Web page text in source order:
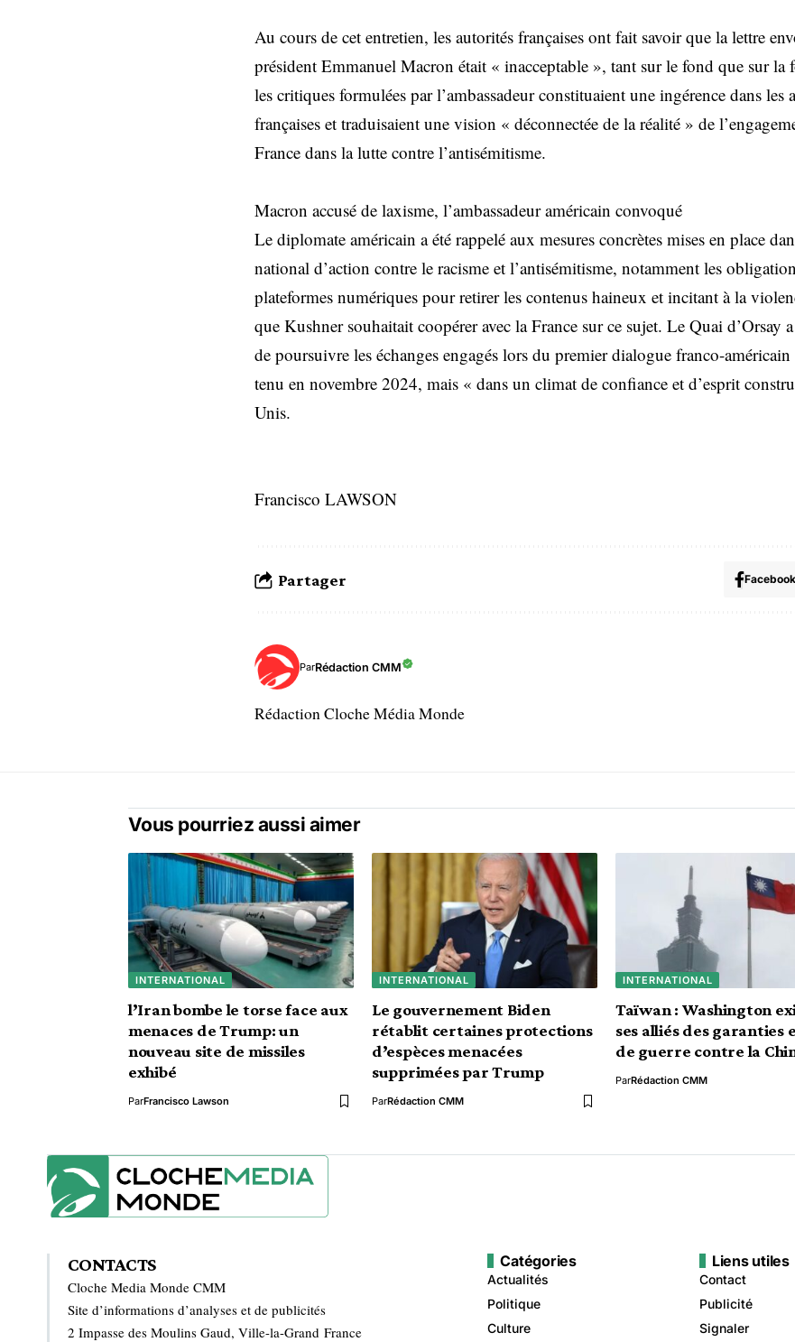
Au cours de cet entretien, les autorités françaises ont fait savoir que la lettre
président Emmanuel Macron était « inacceptable », tant sur le fond que sur la
les critiques formulées par l’ambassadeur constituaient une ingérence dans les
françaises et traduisaient une vision « déconnectée de la réalité » de
France dans la lutte contre l’antisémitisme.
Macron accusé de laxisme, l’ambassadeur américain convoqué
Le diplomate américain a été rappelé aux mesures concrètes mises en place
national d’action contre le racisme et l’antisémitisme, notamment les
plateformes numériques pour retirer les contenus haineux et incitant à la
que Kushner souhaitait coopérer avec la France sur ce sujet. Le Quai d’Orsay
de poursuivre les échanges engagés lors du premier dialogue franco-
tenu en novembre 2024, mais « dans un climat de confiance et d’esprit
Unis.
Francisco LAWSON
Partager Facebook
ParRédaction CMM
Rédaction Cloche Média Monde
Vous pourriez aussi aimer
INTERNATIONAL
l’Iran bombe le torse face aux
menaces de Trump: un
nouveau site de missiles
exhibé
ParFrancisco Lawson
INTERNATIONAL
Le gouvernement Biden
rétablit certaines protections
d’espèces menacées
supprimées par Trump
ParRédaction CMM
INTERNATIONAL
Taïwan : Washington
ses alliés des garanties
de guerre contre la
ParRédaction CMM
CONTACTS
Cloche Media Monde CMM
Site d’informations d’analyses et de publicités
2 Impasse des Moulins Gaud, Ville-la-Grand France
Catégories
Actualités
Politique
Culture
Liens utiles
Contact
Publicité
Signaler